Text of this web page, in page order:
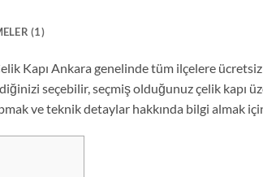
(1)
Kapı Ankara genelinde tüm ilçelere
seçebilir, seçmiş olduğunuz çelik
ve teknik detaylar hakkında bilgi almak